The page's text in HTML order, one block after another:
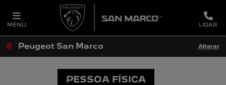
MENU LIGAR
Peugeot San Marco Alterar
PESSOA FÍSICA
OFERTAS PEUGEOT SAN MARCO